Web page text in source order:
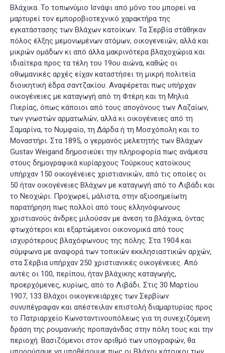
Βλάχικα. Το τοπωνύμιο Ισνάφι από μόνο του μπορεί να
μαρτυρεί τον εμποροβιοτεχνικό χαρακτήρα της
εγκατάστασης των Βλάχων κατοίκων. Τα Σερβία στάθηκαν
πόλος έλξης μεμονωμένων ατόμων, οικογενειών, αλλά και
μικρών ομάδων κι από άλλα μακρινότερα βλαχοχώρια και
ιδιαίτερα προς τα τέλη του 19ου αιώνα, καθώς οι
οθωμανικές αρχές είχαν καταστήσει τη μικρή πολιτεία
διοικητική έδρα σαντζακίου. Αναφέρεται πως υπήρχαν
οικογένειες με καταγωγή από τη Φτέρη και τη Μηλιά
Πιερίας, όπως κάποιοι από τους απογόνους των Λαζαίων,
των γνωστών αρματωλών, αλλά κι οικογένειες από τη
Σαμαρίνα, το Νυμφαίο, τη Δάρδα ή τη Μοσχόπολη και το
Μοναστήρι. Στα 1895, ο γερμανός μελετητής των Βλάχων
Gustav Weigand δημοσιεύει την πληροφορία πως ανάμεσα
στους δημογραφικά κυρίαρχους Τούρκους κατοίκους
υπήρχαν 150 οικογένειες χριστιανικών, από τις οποίες οι
50 ήταν οικογένειες Βλάχων με καταγωγή από το Λιβάδι και
το Νεοχώρι. Προχωρεί, μάλιστα, στην αξιοσημείωτη
παρατήρηση πως πολλοί από τους ελληνόφωνους
χριστιανούς άνδρες μιλούσαν με άνεση τα βλάχικα, όντας
φτωχότεροι και εξαρτώμενοι οικονομικά από τους
ισχυρότερους βλαχόφωνους της πόλης. Στα 1904 και
σύμφωνα με αναφορά των τοπικών εκκλησιαστικών αρχών,
στα Σέρβια υπήρχαν 250 χριστιανικές οικογένειες. Από
αυτές οι 100, περίπου, ήταν βλάχικης καταγωγής,
προερχόμενες, κυρίως, από το Λιβάδι. Στις 30 Μαρτίου
1907, 133 Βλάχοι οικογενειάρχες των Σερβίων
συνυπέγραψαν και απέστειλαν επιστολή διαμαρτυρίας προς
το Πατριαρχείο Κωνσταντινουπόλεως για τη συνεχιζόμενη
δράση της ρουμανικής προπαγάνδας στην πόλη τους και την
περιοχή. Βασιζόμενοι στον αριθμό των υπογραφών, θα